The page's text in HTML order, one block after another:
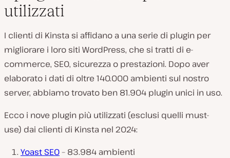
utilizzati
I clienti di Kinsta si affidano a una serie di plugin per
migliorare i loro siti WordPress, che si tratti di e-
commerce, SEO, sicurezza o prestazioni. Dopo aver
elaborato i dati di oltre 140.000 ambienti sul nostro
server, abbiamo trovato ben 81.904 plugin unici in uso.
Ecco i nove plugin più utilizzati (esclusi quelli must-
use) dai clienti di Kinsta nel 2024:
Yoast SEO– 83.984 ambienti